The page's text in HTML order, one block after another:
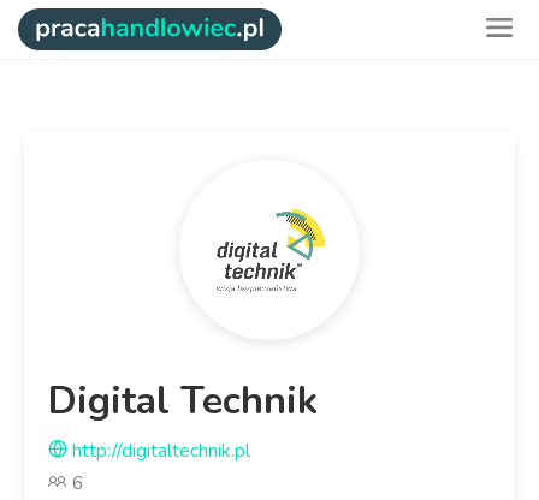
Digital Technik
http://digitaltechnik.pl
6